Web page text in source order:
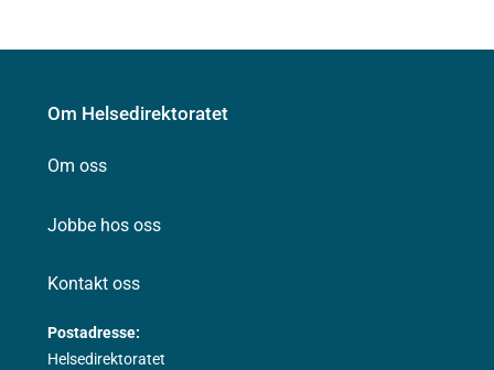
Om Helsedirektoratet
Om oss
Jobbe hos oss
Kontakt oss
Postadresse:
Helsedirektoratet